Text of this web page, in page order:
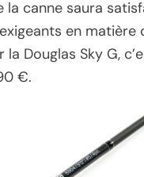
canne saura
en matière
Douglas Sky G,
€.